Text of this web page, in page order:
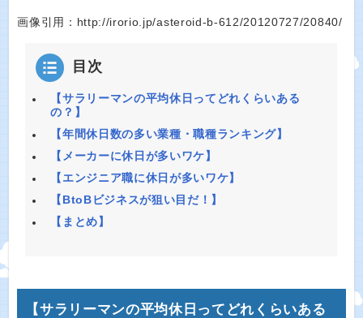
画像引用：http://irorio.jp/asteroid-b-612/20120727/20840/
目次
【サラリーマンの平均休日ってどれくらいある
の？】
【年間休日数の多い業種・職種ランキング】
【メーカーに休日が多いワケ】
【エンジニア職に休日が多いワケ】
【BtoBビジネスが狙い目だ！】
【まとめ】
【サラリーマンの平均休日ってどれくらいある